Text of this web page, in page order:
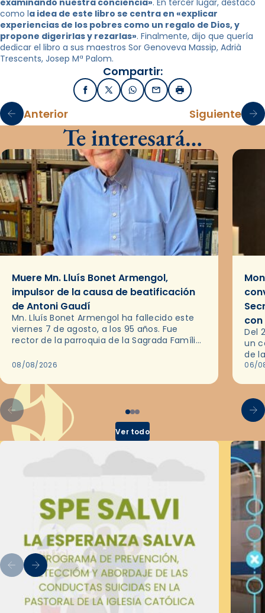
examinando nuestra conciencia». En tercer lugar, destacó
como la idea de este libro se centra en «explicar
experiencias de los pobres como un regalo de Dios, y
propone digerirlas y rezarlas». Finalmente, dijo que quería
dedicar el libro a sus maestros Sor Genoveva Massip, Adrià
Trescents, Josep Mª Palom.
Compartir:
FacebookX / TwitterWhatsApp
EmailImprimir
Anterior Siguiente
Te interesará…
Muere Mn. Lluís Bonet Armengol,
impulsor de la causa de beatificación
de Antoni Gaudí
Mn. Lluís Bonet Armengol ha fallecido este
viernes 7 de agosto, a los 95 años. Fue
rector de la parroquia de la Sagrada Família
08/08/2026
Del
un
de
en
06/
Ver todo